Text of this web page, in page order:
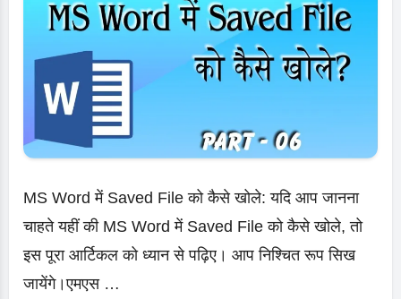
word-
MS
Word
Tutorial
MS Word में Saved File को कैसे खोले: यदि आप जानना
चाहते यहीं की MS Word में Saved File को कैसे खोले, तो
इस पूरा आर्टिकल को ध्यान से पढ़िए। आप निश्चित रूप सिख
जायेंगे।एमएस …